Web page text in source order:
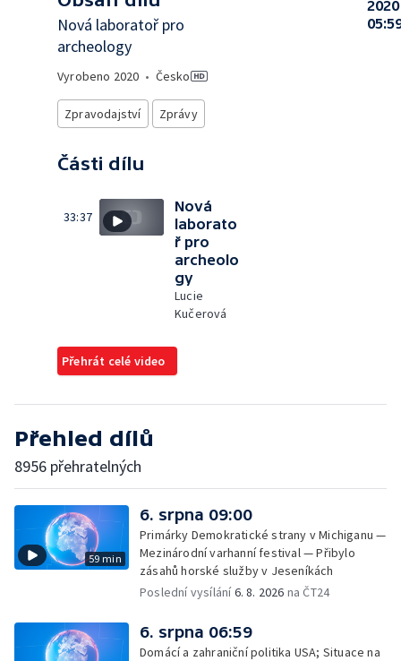
Nová laboratoř pro
archeology
Vyrobeno 2020 • Česko
Zpravodajství Zprávy
Části dílu
33:37
Nová
laborato
ř pro
archeolo
gy
Lucie
Kučerová
Přehrát celé video
2020
Přehled dílů
8956 přehratelných
59 min
6. srpna 09:00
Primárky Demokratické strany v Michiganu —
Mezinárodní varhanní festival — Přibylo
zásahů horské služby v Jeseníkách
Poslední vysílání6. 8. 2026 na ČT24
6. srpna 06:59
Domácí a zahraniční politika USA; Situace na